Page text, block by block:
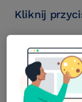
Kliknij
Pobierz »